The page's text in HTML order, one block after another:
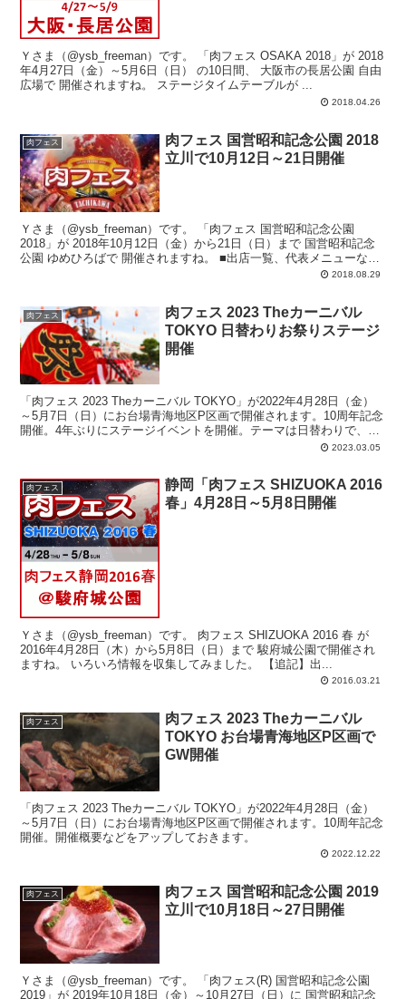
Ｙさま（@ysb_freeman）です。 「肉フェス OSAKA 2018」が 2018
年4月27日（金）～5月6日（日） の10日間、 大阪市の長居公園 自由
広場で 開催されますね。 ステージタイムテーブルが ...
2018.04.26
肉フェス
肉フェス 国営昭和記念公園 2018
立川で10月12日～21日開催
Ｙさま（@ysb_freeman）です。 「肉フェス 国営昭和記念公園
2018」が 2018年10月12日（金）から21日（日）まで 国営昭和記念
公園 ゆめひろばで 開催されますね。 ■出店一覧、代表メニューな
2018.08.29
肉フェス
肉フェス 2023 Theカーニバル
TOKYO 日替わりお祭りステージ
開催
「肉フェス 2023 Theカーニバル TOKYO」が2022年4月28日（金）
～5月7日（日）にお台場青海地区P区画で開催されます。10周年記念
開催。4年ぶりにステージイベントを開催。テーマは日替わりで、日
本のお祭りコンテンツ（阿波踊り、よさこい、獅子舞、など）、アニ
2023.03.05
肉フェス
静岡「肉フェス SHIZUOKA 2016
春」4月28日～5月8日開催
Ｙさま（@ysb_freeman）です。 肉フェス SHIZUOKA 2016 春 が
2016年4月28日（木）から5月8日（日）まで 駿府城公園で開催され
ますね。 いろいろ情報を収集してみました。 【追記】出...
2016.03.21
肉フェス
肉フェス 2023 Theカーニバル
TOKYO お台場青海地区P区画で
GW開催
「肉フェス 2023 Theカーニバル TOKYO」が2022年4月28日（金）
～5月7日（日）にお台場青海地区P区画で開催されます。10周年記念
開催。開催概要などをアップしておきます。
2022.12.22
肉フェス
肉フェス 国営昭和記念公園 2019
立川で10月18日～27日開催
Ｙさま（@ysb_freeman）です。 「肉フェス(R) 国営昭和記念公園
2019」が 2019年10月18日（金）～10月27日（日）に 国営昭和記念